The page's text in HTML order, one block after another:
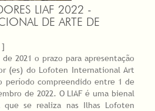
LIAF 2022 -
DE ARTE DE
]
2021 o prazo para apresentação
(es) do Lofoten International Art
período compreendido entre 1 de
de 2022. O LIAF é uma bienal
que se realiza nas Ilhas Lofoten